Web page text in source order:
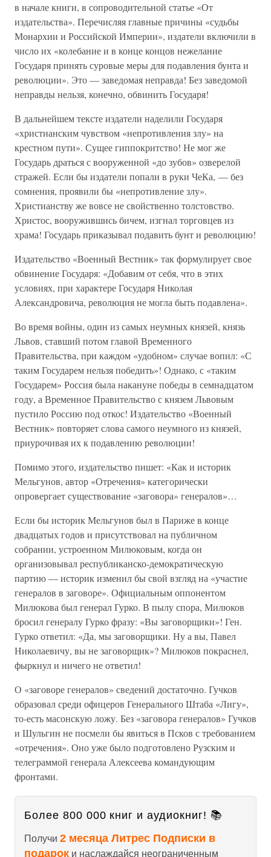
в начале книги, в сопроводительной статье «От
издательства». Перечисляя главные причины «судьбы
Монархии и Российской Империи», издатели включили в
число их «колебание и в конце концов нежелание
Государя принять суровые меры для подавления бунта и
революции». Это — заведомая неправда! Без заведомой
неправды нельзя, конечно, обвинить Государя!
В дальнейшем тексте издатели наделили Государя
«христианским чувством «непротивления злу» на
крестном пути». Сущее гиппокритство! Не мог же
Государь драться с вооруженной «до зубов» озверелой
стражей. Если бы издатели попали в руки ЧеКа, — без
сомнения, проявили бы «непротивление злу».
Христианству же вовсе не свойственно толстовство.
Христос, вооружившись бичем, изгнал торговцев из
храма! Государь приказывал подавить бунт и революцию!
Издательство «Военный Вестник» так формулирует свое
обвинение Государя: «Добавим от себя, что в этих
условиях, при характере Государя Николая
Александровича, революция не могла быть подавлена».
Во время войны, один из самых неумных князей, князь
Львов, ставший потом главой Временного
Правительства, при каждом «удобном» случае вопил: «С
таким Государем нельзя победить»! Однако, с «таким
Государем» Россия была накануне победы в семнадцатом
году, а Временное Правительство с князем Львовым
пустило Россию под откос! Издательство «Военный
Вестник» повторяет слова самого неумного из князей,
приурочивая их к подавлению революции!
Помимо этого, издательство пишет: «Как и историк
Мельгунов, автор «Отречения» категорически
опровергает существование «заговора» генералов»…
Если бы историк Мельгунов был в Париже в конце
двадцатых годов и присутствовал на публичном
собрании, устроенном Милюковым, когда он
организовывал республиканско-демократическую
партию — историк изменил бы свой взгляд на «участие
генералов в заговоре». Официальным оппонентом
Милюкова был генерал Гурко. В пылу спора, Милюков
бросил генералу Гурко фразу: «Вы заговорщики»! Ген.
Гурко ответил: «Да, мы заговорщики. Ну а вы, Павел
Николаевичу, вы не заговорщик»? Милюков покраснел,
фыркнул и ничего не ответил!
О «заговоре генералов» сведений достаточно. Гучков
образовал среди офицеров Генерального Штаба «Лигу»,
то-есть масонскую ложу. Без «заговора генералов» Гучков
и Шульгин не посмели бы явиться в Псков с требованием
«отречения». Оно уже было подготовлено Рузским и
телеграммой генерала Алексеева командующим
фронтами.
Более 800 000 книг и аудиокниг! 📚
Получи 2 месяца Литрес Подписки в
подарок и наслаждайся неограниченным